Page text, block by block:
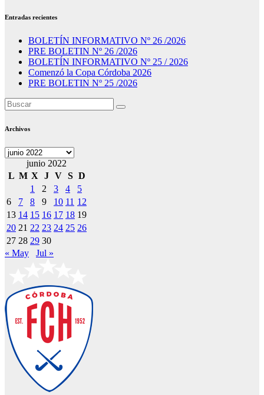
Entradas recientes
BOLETÍN INFORMATIVO Nº 26 /2026
PRE BOLETIN Nº 26 /2026
BOLETÍN INFORMATIVO Nº 25 / 2026
Comenzó la Copa Córdoba 2026
PRE BOLETIN Nº 25 /2026
Archivos
Archivos
junio 2022
L M X J V S D
1
2 3 4
5
6
7 8 9 10 11 12
13 14 15 16 17 18 19
20 21 22 23 24 25 26
27 28 29 30
« May
Jul »